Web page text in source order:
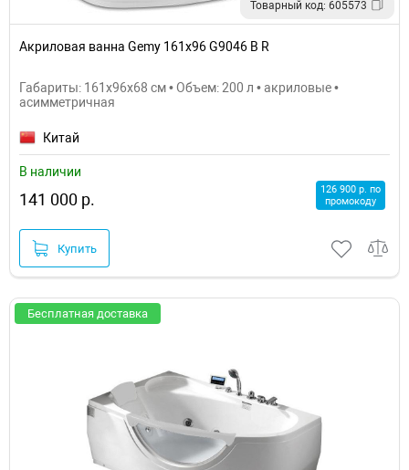
Товарный код: 605573
Акриловая ванна Gemy 161x96 G9046 B R
Габариты: 161x96x68 см • Объем: 200 л • акриловые •
асимметричная
Китай
В наличии
141 000 р.
126 900 р. по
промокоду
Купить
Бесплатная доставка